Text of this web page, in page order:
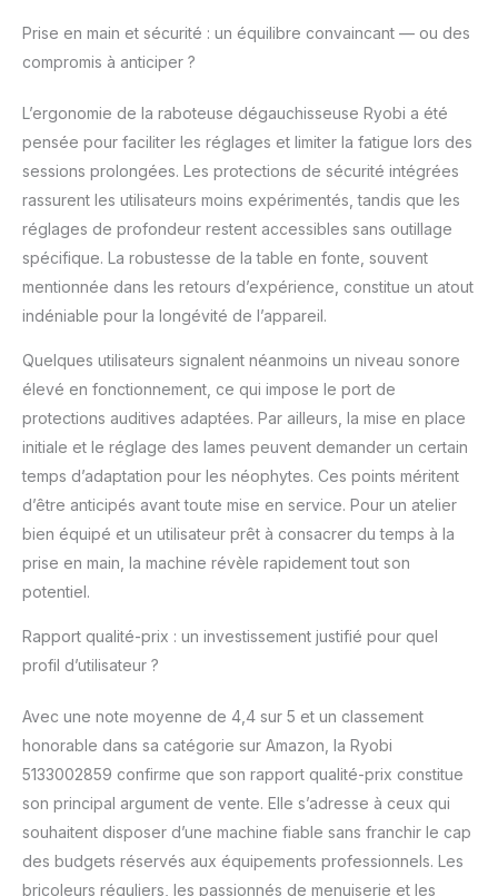
Prise en main et sécurité : un équilibre convaincant — ou des
compromis à anticiper ?
L’ergonomie de la raboteuse dégauchisseuse Ryobi a été
pensée pour faciliter les réglages et limiter la fatigue lors des
sessions prolongées. Les protections de sécurité intégrées
rassurent les utilisateurs moins expérimentés, tandis que les
réglages de profondeur restent accessibles sans outillage
spécifique. La robustesse de la table en fonte, souvent
mentionnée dans les retours d’expérience, constitue un atout
indéniable pour la longévité de l’appareil.
Quelques utilisateurs signalent néanmoins un niveau sonore
élevé en fonctionnement, ce qui impose le port de
protections auditives adaptées. Par ailleurs, la mise en place
initiale et le réglage des lames peuvent demander un certain
temps d’adaptation pour les néophytes. Ces points méritent
d’être anticipés avant toute mise en service. Pour un atelier
bien équipé et un utilisateur prêt à consacrer du temps à la
prise en main, la machine révèle rapidement tout son
potentiel.
Rapport qualité-prix : un investissement justifié pour quel
profil d’utilisateur ?
Avec une note moyenne de 4,4 sur 5 et un classement
honorable dans sa catégorie sur Amazon, la Ryobi
5133002859 confirme que son rapport qualité-prix constitue
son principal argument de vente. Elle s’adresse à ceux qui
souhaitent disposer d’une machine fiable sans franchir le cap
des budgets réservés aux équipements professionnels. Les
bricoleurs réguliers, les passionnés de menuiserie et les